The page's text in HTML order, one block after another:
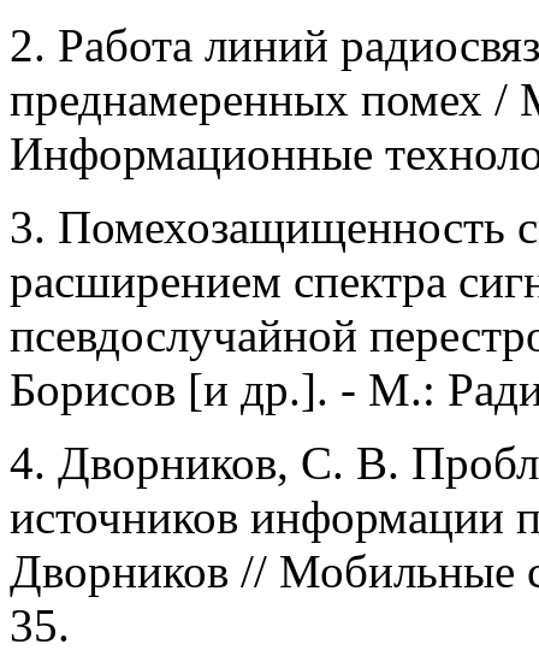
2. Работа линий
преднамеренных помех
Информационные
3. Помехозащищенность
расширением спектра
псевдослучайной
Борисов [и др.]. - М.:
4. Дворников, С. В.
источников информации
Дворников // Мобильные
35.